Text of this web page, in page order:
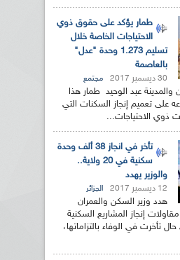
طمار يؤكد على حقوق ذوي
الاحتياجات الخاصة خلال
تسليم 1.273 وحدة "عدل"
بالعاصمة
30 ديسمبر 2017 مجتمع
والمدينة عبد الوحيد طمار هذا
على تعميم إنجاز السكنات التي
ذوي الاحتياجات...
تأخر في انجاز 38 ألف وحدة
سكنية في 20 ولاية..
والوزير يهدد
12 ديسمبر 2017 الجزائر
هدد وزير السكن والعمران
مقاولات إنجاز المشاريع السكنية
تأخرت في الوفاء بالتزاماتها،